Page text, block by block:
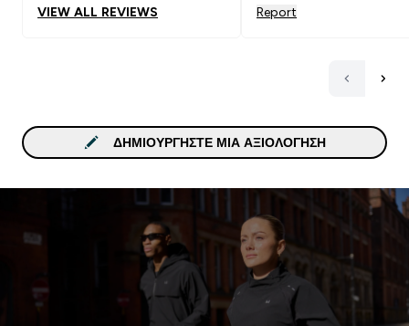
VIEW ALL REVIEWS
Report
ΔΗΜΙΟΥΡΓΉΣΤΕ ΜΙΑ ΑΞΙΟΛΌΓΗΣΗ